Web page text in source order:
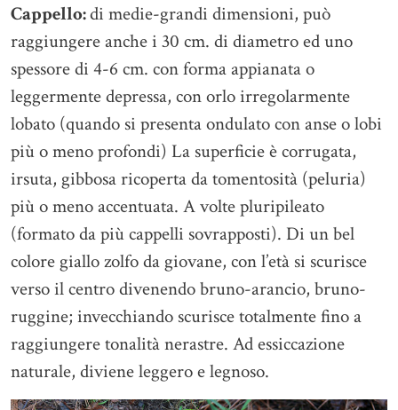
Cappello:di medie-grandi dimensioni, può
raggiungere anche i 30 cm. di diametro ed uno
spessore di 4-6 cm. con forma appianata o
leggermente depressa, con orlo irregolarmente
lobato (quando si presenta ondulato con anse o lobi
più o meno profondi) La superficie è corrugata,
irsuta, gibbosa ricoperta da tomentosità (peluria)
più o meno accentuata. A volte pluripileato
(formato da più cappelli sovrapposti). Di un bel
colore giallo zolfo da giovane, con l’età si scurisce
verso il centro divenendo bruno-arancio, bruno-
ruggine; invecchiando scurisce totalmente fino a
raggiungere tonalità nerastre. Ad essiccazione
naturale, diviene leggero e legnoso.